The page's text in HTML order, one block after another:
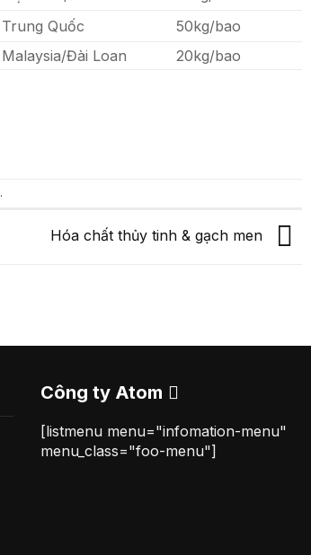
Trung Quốc
50kg/bao
Malaysia/Đài Loan 20kg/bao
.
Hóa chất thủy tinh & gạch men
Công ty Atom
[listmenu menu="infomation-menu"
menu_class="foo-menu"]